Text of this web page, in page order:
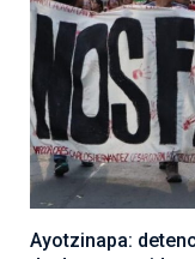
Ayotzinapa: